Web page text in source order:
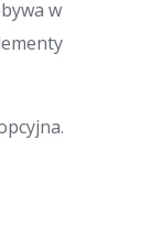
w